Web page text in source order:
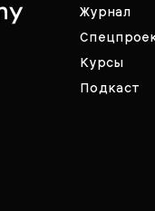
Журнал
Курсы
Подкаст